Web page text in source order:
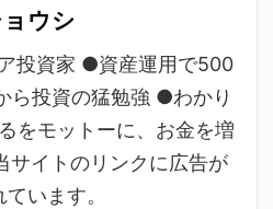
ウシ
投資家 ●資産運用で500
ら投資の猛勉強 ●わかり
をモットーに、お金を増
サイトのリンクに広告が
います。